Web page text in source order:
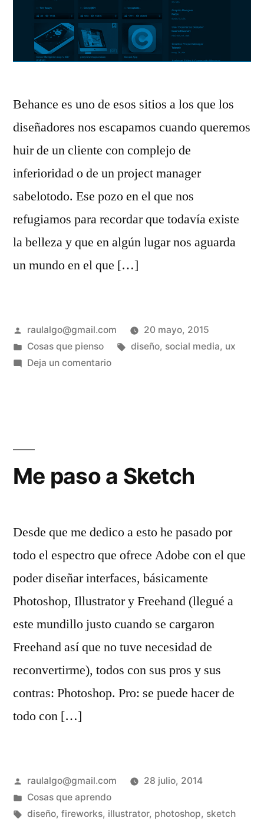
Behance es uno de esos sitios a los que los
diseñadores nos escapamos cuando queremos
huir de un cliente con complejo de
inferioridad o de un project manager
sabelotodo. Ese pozo en el que nos
refugiamos para recordar que todavía existe
la belleza y que en algún lugar nos aguarda
un mundo en el que […]
Publicado
por
raulalgo@gmail.com
20 mayo, 2015
Publicado
en
Cosas que pienso Etiquetas:
diseño, social media, ux
Deja un comentarioen
Me paso a Sketch
Desde que me dedico a esto he pasado por
todo el espectro que ofrece Adobe con el que
poder diseñar interfaces, básicamente
Photoshop, Illustrator y Freehand (llegué a
este mundillo justo cuando se cargaron
Freehand así que no tuve necesidad de
reconvertirme), todos con sus pros y sus
contras: Photoshop. Pro: se puede hacer de
todo con […]
Publicado
por
raulalgo@gmail.com
28 julio, 2014
Publicado
en
Cosas que aprendo
Etiquetas:
diseño, fireworks, illustrator, photoshop, sketch